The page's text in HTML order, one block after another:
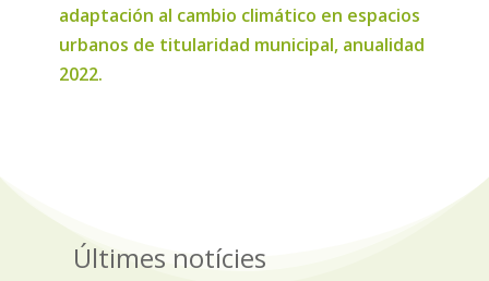
adaptación al cambio climático en espacios
urbanos de titularidad municipal, anualidad
2022.
Últimes notícies